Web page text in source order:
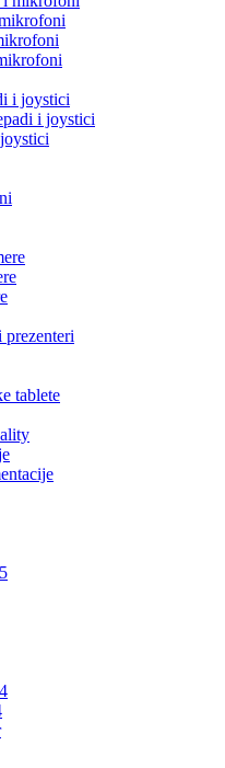
i joystici
i joystici
tablete